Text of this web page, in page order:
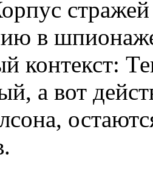
в
контекст:
а вот